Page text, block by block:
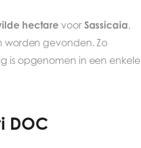
hectare voor Sassicaia,
worden gevonden. Zo
is opgenomen in een enkele
DOC